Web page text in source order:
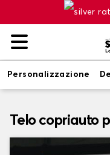
Personalizzazione
Telo copriauto